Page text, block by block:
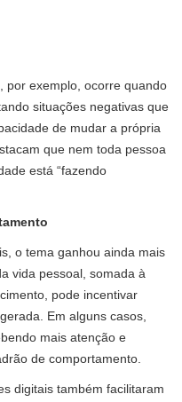
por exemplo, ocorre quando
situações negativas que
de mudar a própria
que nem toda pessoa
está “fazendo
o tema ganhou ainda mais
vida pessoal, somada à
pode incentivar
Em alguns casos,
mais atenção e
de comportamento.
digitais também facilitaram